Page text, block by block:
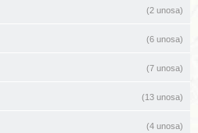
(2 unosa)
(6 unosa)
(7 unosa)
(13 unosa)
(4 unosa)